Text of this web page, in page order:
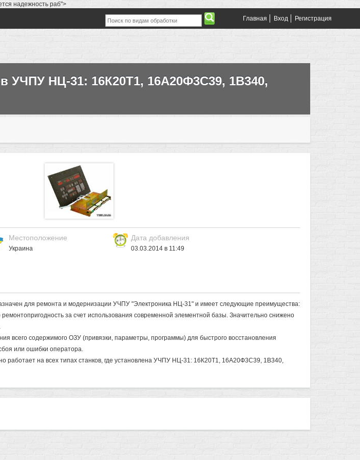
надежность раб">
Главная Вход Регистрация
УЧПУ НЦ-31: 16К20Т1, 16А20Ф3С39, 1В340,
Местоположение
Украина
Дата добавления
03.03.2014 в 11:49
для ремонта и модернизации УЧПУ "Электроника НЦ-31" и имеет следующие преимущества:
за счет использования современной элементной базы. Значительно снижено
всего содержимого ОЗУ (привязки, параметры, программы) для быстрого восстановления
или ошибки оператора.
работает на всех типах станков, где установлена УЧПУ НЦ-31: 16К20Т1, 16А20Ф3С39, 1В340,